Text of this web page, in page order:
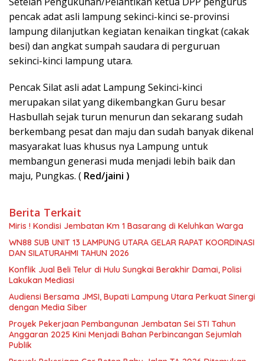
pencak adat asli lampung sekinci-kinci se-provinsi
lampung dilanjutkan kegiatan kenaikan tingkat (cakak
besi) dan angkat sumpah saudara di perguruan
sekinci-kinci lampung utara.
Pencak Silat asli adat Lampung Sekinci-kinci
merupakan silat yang dikembangkan Guru besar
Hasbullah sejak turun menurun dan sekarang sudah
berkembang pesat dan maju dan sudah banyak dikenal
masyarakat luas khusus nya Lampung untuk
membangun generasi muda menjadi lebih baik dan
maju, Pungkas. ( Red/jaini )
Berita Terkait
Miris ! Kondisi Jembatan Km 1 Basarang di Keluhkan Warga
WN88 SUB UNIT 13 LAMPUNG UTARA GELAR RAPAT KOORDINASI
DAN SILATURAHMI TAHUN 2026
Konflik Jual Beli Telur di Hulu Sungkai Berakhir Damai, Polisi
Lakukan Mediasi
Audiensi Bersama JMSI, Bupati Lampung Utara Perkuat Sinergi
dengan Media Siber
Proyek Pekerjaan Pembangunan Jembatan Sei STI Tahun
Anggaran 2025 Kini Menjadi Bahan Perbincangan Sejumlah
Publik